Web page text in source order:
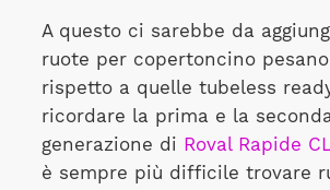
A questo ci sarebbe da
ruote per copertoncino
rispetto a quelle tubeless
ricordare la prima e la
generazione di Roval Rapide
è sempre più difficile trovare